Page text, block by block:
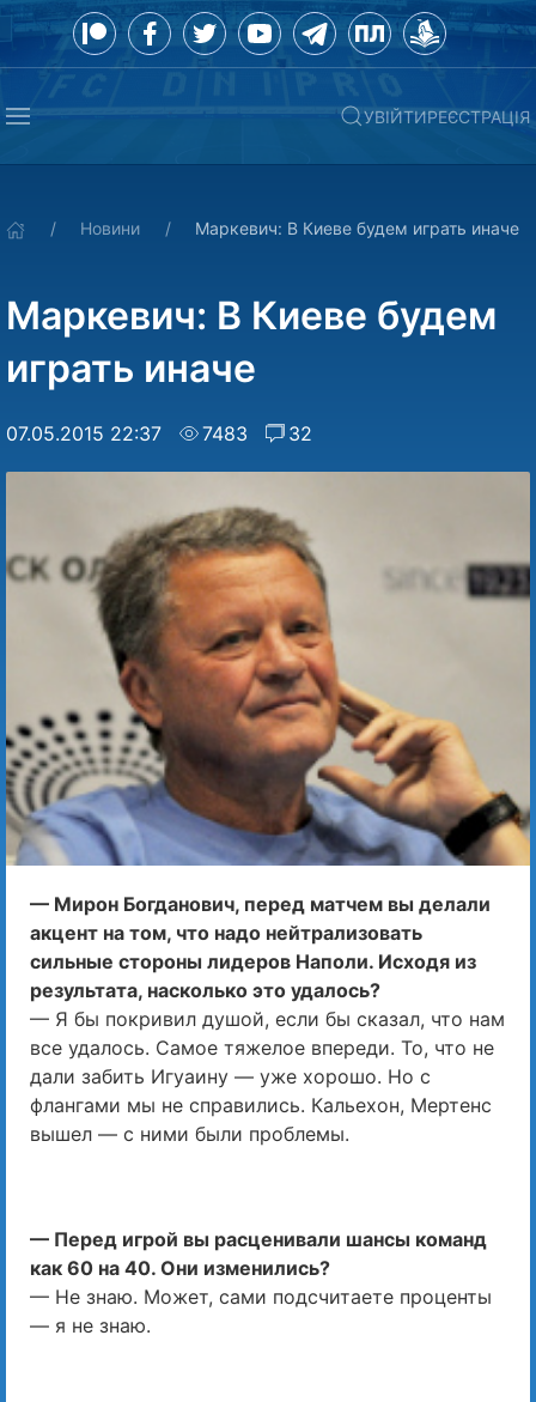
УВІЙТИРЕЄСТРАЦІЯ
Новини Маркевич: В Киеве будем играть иначе
Маркевич: В Киеве будем
играть иначе
07.05.2015 22:37 7483 32
— Мирон Богданович, перед матчем вы делали
акцент на том, что надо нейтрализовать
сильные стороны лидеров Наполи. Исходя из
результата, насколько это удалось?
— Я бы покривил душой, если бы сказал, что нам
все удалось. Самое тяжелое впереди. То, что не
дали забить Игуаину — уже хорошо. Но с
флангами мы не справились. Кальехон, Мертенс
вышел — с ними были проблемы.
— Перед игрой вы расценивали шансы команд
как 60 на 40. Они изменились?
— Не знаю. Может, сами подсчитаете проценты
— я не знаю.